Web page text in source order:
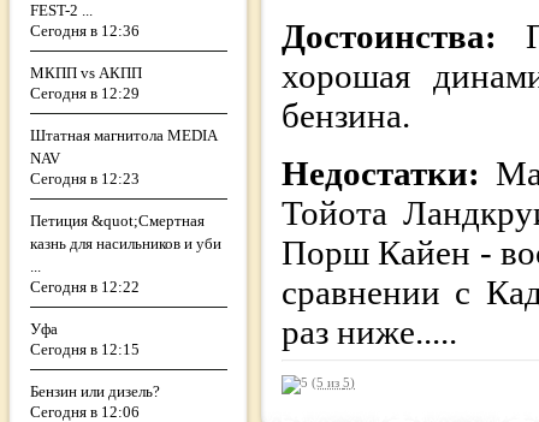
FEST-2 ...
Сегодня в 12:36
МКПП vs АКПП
Сегодня в 12:29
Штатная магнитола MEDIA
NAV
Сегодня в 12:23
Петиция &quot;Смертная
казнь для насильников и уби
...
Сегодня в 12:22
Уфа
Сегодня в 12:15
Бензин или дизель?
Сегодня в 12:06
Достоинства:
хорошая
бензина.
Недостатки:
Тойота
Порш Кайен -
сравнении с
раз ниже.....
(5 из 5)